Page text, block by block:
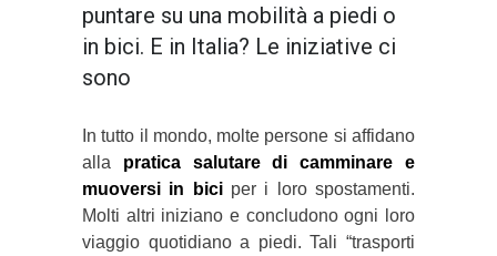
puntare su una mobilità a piedi o
in bici. E in Italia? Le iniziative ci
sono
In tutto il mondo, molte persone si affidano
alla pratica salutare di camminare e
muoversi in biciper i loro spostamenti.
Molti altri iniziano e concludono ogni loro
viaggio quotidiano a piedi. Tali “trasporti